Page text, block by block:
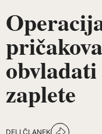
zaplete
DELI ČLANEK